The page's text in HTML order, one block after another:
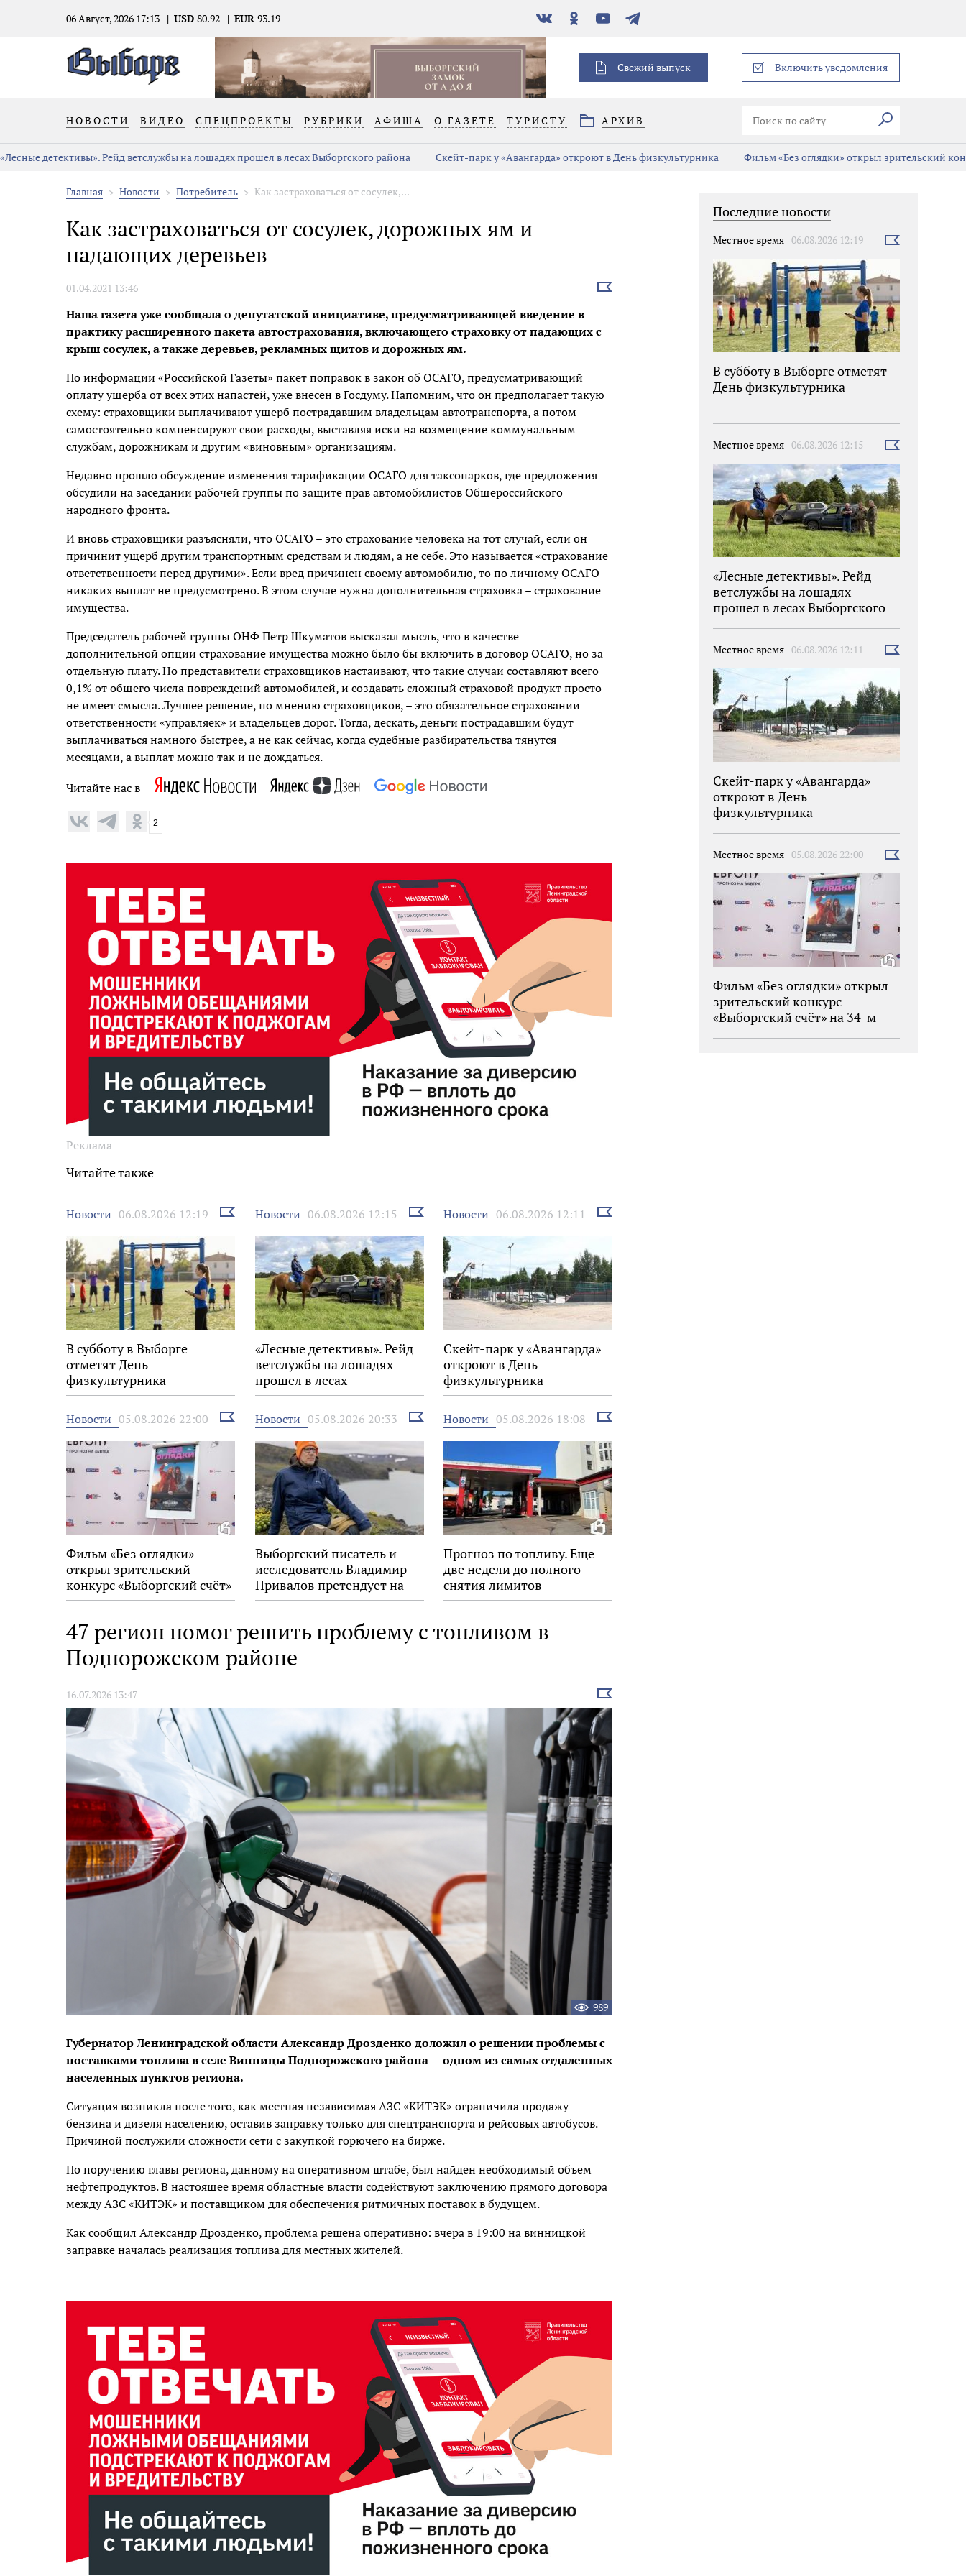
06 Август, 2026 17:13 USD 80.92 EUR 93.19
В
контакте
Одноклассники
YouTubeТелеграм
Свежий выпуск Включить уведомления
НОВОСТИ ВИДЕО СПЕЦПРОЕКТЫ РУБРИКИ АФИША О ГАЗЕТЕ ТУРИСТУ АРХИВ Искать
«Лесные детективы». Рейд ветслужбы на лошадях прошел в лесах Выборгского района Скейт-парк у «Авангарда» откроют в День физкультурника Фильм «Без оглядки» открыл зрительский
Главная Новости Потребитель Как застраховаться от сосулек,...
Как застраховаться от сосулек, дорожных ям и
падающих деревьев
01.04.2021 13:46
Выбрать
Наша газета уже сообщала о депутатской инициативе, предусматривающей введение в
практику расширенного пакета автострахования, включающего страховку от падающих с
крыш сосулек, а также деревьев, рекламных щитов и дорожных ям.
По информации «Российской Газеты» пакет поправок в закон об ОСАГО, предусматривающий
оплату ущерба от всех этих напастей, уже внесен в Госдуму. Напомним, что он предполагает такую
схему: страховщики выплачивают ущерб пострадавшим владельцам автотранспорта, а потом
самостоятельно компенсируют свои расходы, выставляя иски на возмещение коммунальным
службам, дорожникам и другим «виновным» организациям.
Недавно прошло обсуждение изменения тарификации ОСАГО для таксопарков, где предложения
обсудили на заседании рабочей группы по защите прав автомобилистов Общероссийского
народного фронта.
И вновь страховщики разъясняли, что ОСАГО – это страхование человека на тот случай, если он
причинит ущерб другим транспортным средствам и людям, а не себе. Это называется «страхование
ответственности перед другими». Если вред причинен своему автомобилю, то по личному ОСАГО
никаких выплат не предусмотрено. В этом случае нужна дополнительная страховка – страхование
имущества.
Председатель рабочей группы ОНФ Петр Шкуматов высказал мысль, что в качестве
дополнительной опции страхование имущества можно было бы включить в договор ОСАГО, но за
отдельную плату. Но представители страховщиков настаивают, что такие случаи составляют всего
0,1% от общего числа повреждений автомобилей, и создавать сложный страховой продукт просто
не имеет смысла. Лучшее решение, по мнению страховщиков, – это обязательное страховании
ответственности «управляек» и владельцев дорог. Тогда, дескать, деньги пострадавшим будут
выплачиваться намного быстрее, а не как сейчас, когда судебные разбирательства тянутся
месяцами, а выплат можно так и не дождаться.
Читайте нас в
2
Реклама
Читайте также
Новости 06.08.2026 12:19
Выбрать
новость
В субботу в Выборге
отметят День
физкультурника
Новости 06.08.2026 12:15
Выбрать
новость
«Лесные детективы». Рейд
ветслужбы на лошадях
прошел в лесах
Выборгского района
Новости 06.08.2026 12:11
Выбрать
Скейт-парк у «Авангарда»
откроют в День
физкультурника
Новости 05.08.2026 22:00
Выбрать
новость
Фильм «Без оглядки»
открыл зрительский
конкурс «Выборгский счёт»
на 34-м фестивале «Окно в
Новости 05.08.2026 20:33
Выбрать
новость
Выборгский писатель и
исследователь Владимир
Привалов претендует на
награду «Знание.Премия»
Новости 05.08.2026 18:08
Выбрать
Прогноз по топливу. Еще
две недели до полного
снятия лимитов
47 регион помог решить проблему с топливом в
Подпорожском районе
16.07.2026 13:47
Выбрать
новость
989
Губернатор Ленинградской области Александр Дрозденко доложил о решении проблемы с
поставками топлива в селе Винницы Подпорожского района — одном из самых отдаленных
населенных пунктов региона.
Ситуация возникла после того, как местная независимая АЗС «КИТЭК» ограничила продажу
бензина и дизеля населению, оставив заправку только для спецтранспорта и рейсовых автобусов.
Причиной послужили сложности сети с закупкой горючего на бирже.
По поручению главы региона, данному на оперативном штабе, был найден необходимый объем
нефтепродуктов. В настоящее время областные власти содействуют заключению прямого договора
между АЗС «КИТЭК» и поставщиком для обеспечения ритмичных поставок в будущем.
Как сообщил Александр Дрозденко, проблема решена оперативно: вчера в 19:00 на винницкой
заправке началась реализация топлива для местных жителей.
Последние новости
Местное время 06.08.2026 12:19
Выбрать
В субботу в Выборге отметят
День физкультурника
Местное время 06.08.2026 12:15
Выбрать
«Лесные детективы». Рейд
ветслужбы на лошадях
прошел в лесах Выборгского
Местное время 06.08.2026 12:11
Выбрать
Скейт-парк у «Авангарда»
откроют в День
физкультурника
Местное время 05.08.2026 22:00
Выбрать
Фильм «Без оглядки» открыл
зрительский конкурс
«Выборгский счёт» на 34-м